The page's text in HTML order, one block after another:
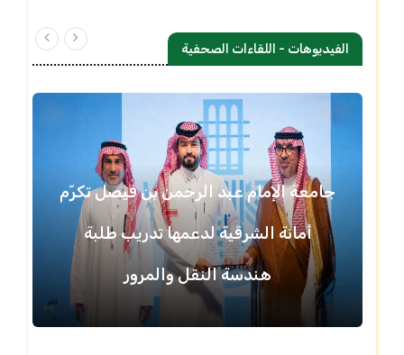
الفيديوهات - اللقاءات الصحفية
جامعة الإمام عبد الرحمن بن فيصل تكرّم
أمانة الشرقية لدعمها تدريب طلبة
هندسة النقل والمرور